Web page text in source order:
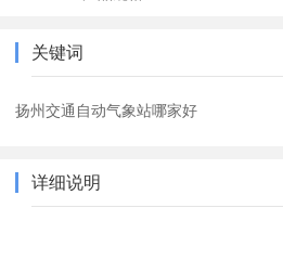
关键词
扬州交通自动气象站哪家好
详细说明